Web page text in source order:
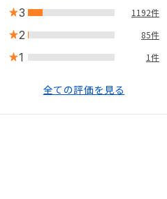
3 1192件
2 85件
1 1件
全ての評価を見る